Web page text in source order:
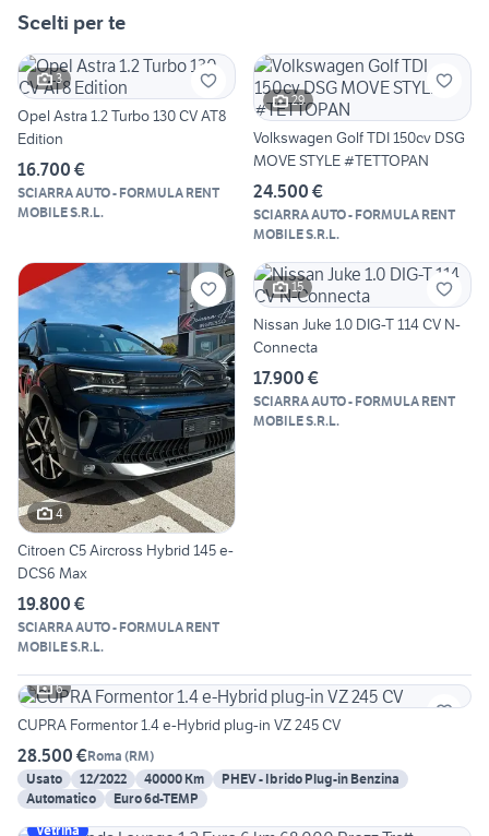
Scelti per te
3
Opel Astra 1.2 Turbo 130 CV AT8
Edition
16.700 €
SCIARRA AUTO - FORMULA RENT
MOBILE S.R.L.
29
Volkswagen Golf TDI 150cv DSG
MOVE STYLE #TETTOPAN
24.500 €
SCIARRA AUTO - FORMULA RENT
MOBILE S.R.L.
4
Citroen C5 Aircross Hybrid 145 e-
DCS6 Max
19.800 €
SCIARRA AUTO - FORMULA RENT
MOBILE S.R.L.
15
Nissan Juke 1.0 DIG-T 114 CV N-
Connecta
17.900 €
SCIARRA AUTO - FORMULA RENT
MOBILE S.R.L.
6
CUPRA Formentor 1.4 e-Hybrid plug-in VZ 245 CV
28.500 €Roma (RM)
Usato
12/2022 40000 Km
PHEV - Ibrido Plug-in Benzina
Automatico
Euro 6d-TEMP
Vetrina